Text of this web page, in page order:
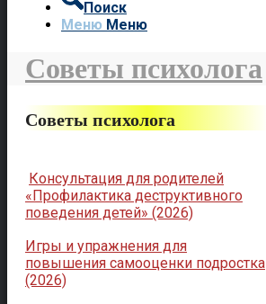
Поиск
Меню Меню
Советы психолога
Советы психолога
Консультация для родителей
«Профилактика деструктивного
поведения детей» (2026)
Игры и упражнения для
повышения самооценки подростка
(2026)